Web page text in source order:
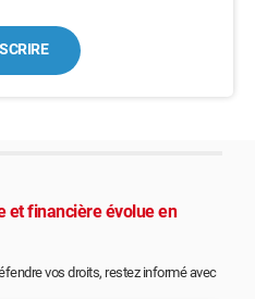
et financière évolue en
vos droits, restez informé avec